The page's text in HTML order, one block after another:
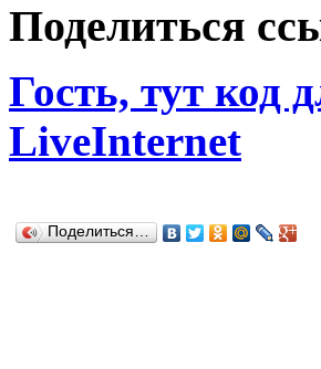
Поделиться
Гость, тут код
LiveInternet
Поделиться…